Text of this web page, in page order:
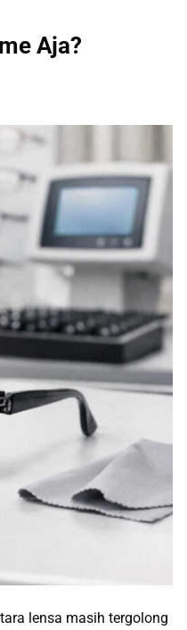
Aja?
lensa masih tergolong